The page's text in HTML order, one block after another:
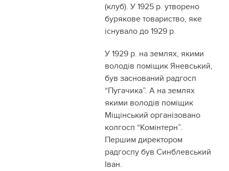
(клуб). У 1925 р. утворено
бурякове товариство, яке
існувало до 1929 р.
У 1929 р. на землях, якими
володів поміщик Яневський,
був заснований радгосп
“Пугачика”. А на землях
якими володів поміщик
Міщінський організовано
колгосп “Комінтерн”.
Першим директором
радгоспу був Синблевський
Іван.